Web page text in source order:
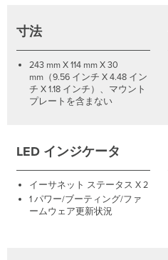
寸法
243 mm X 114 mm X 30
mm（9.56 インチ X 4.48 イン
チ X 1.18 インチ）、マウント
プレートを含まない
LED インジケータ
イーサネット ステータス X 2
1 パワー/ブーティング/ファ
ームウェア更新状況